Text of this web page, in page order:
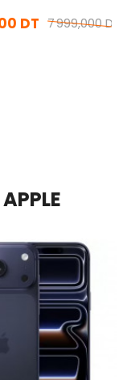
7 999,000 DT
DT